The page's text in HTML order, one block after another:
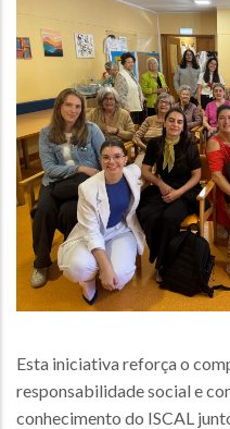
Esta iniciativa reforça o
responsabilidade social e
conhecimento do ISCAL